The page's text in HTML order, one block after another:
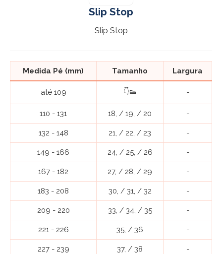
Slip Stop
Slip Stop
Medida Pé (mm) Tamanho Largura
até 109 👇👟 -
110 - 131 18, / 19, / 20 -
132 - 148 21, / 22, / 23 -
149 - 166 24, / 25, / 26 -
167 - 182 27, / 28, / 29 -
183 - 208 30, / 31, / 32 -
209 - 220 33, / 34, / 35 -
221 - 226 35, / 36 -
227 - 239 37, / 38 -